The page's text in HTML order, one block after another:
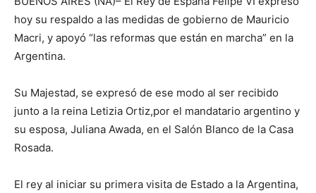
hoy su respaldo a las medidas de gobierno de Mauricio
Macri, y apoyó “las reformas que están en marcha” en la
Argentina.
Su Majestad, se expresó de ese modo al ser recibido
junto a la reina Letizia Ortiz,por el mandatario argentino y
su esposa, Juliana Awada, en el Salón Blanco de la Casa
Rosada.
El rey al iniciar su primera visita de Estado a la Argentina,